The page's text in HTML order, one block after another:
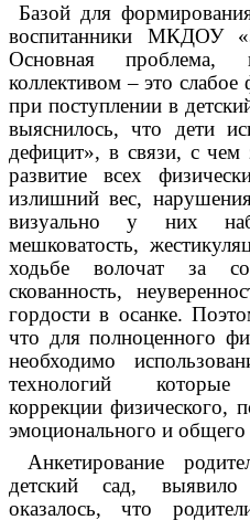
Базой для
воспитанники МКДОУ
Основная проблема,
коллективом – это слабое
при поступлении в
выяснилось, что дети
дефицит», в связи, с чем
развитие всех
излишний вес,
визуально у них
мешковатость,
ходьбе волочат за
скованность,
гордости в осанке.
что для полноценного
необходимо
технологий которые
коррекции физического,
эмоционального и общего
Анкетирование
детский сад,
оказалось, что